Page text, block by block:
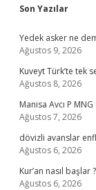
Son Yazılar
Yedek asker ne
Ağustos 9, 2026
Kuveyt Türk’te tek
Ağustos 8, 2026
Manisa Avcı P
Ağustos 7, 2026
dövizli avanslar
Ağustos 6, 2026
Kur’an nasıl başlar ?
Ağustos 6, 2026